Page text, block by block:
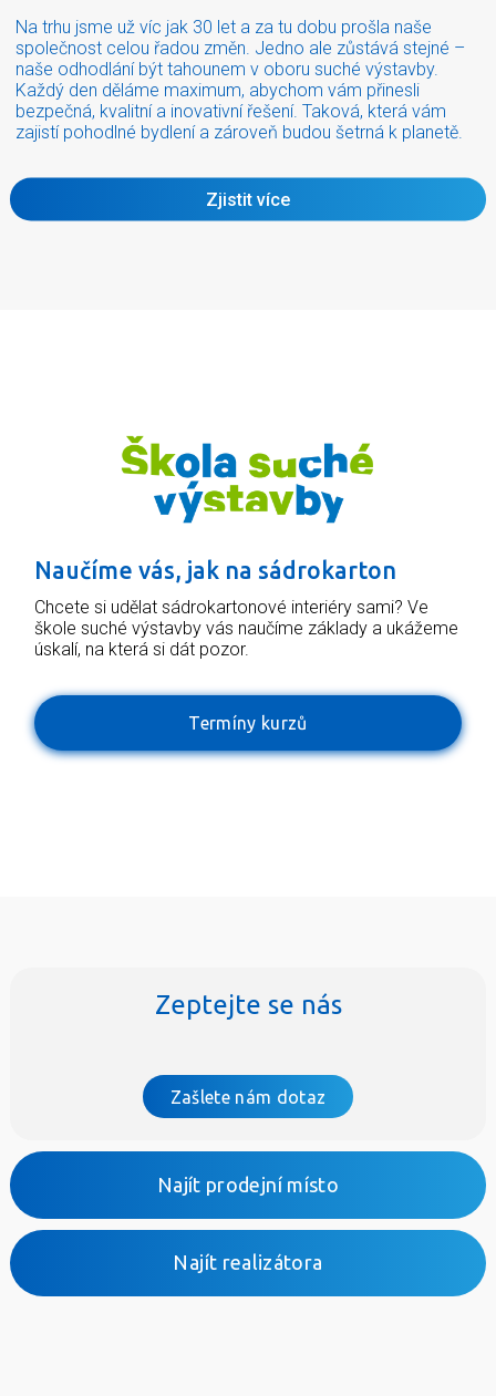
Na trhu jsme už víc jak 30 let a za tu dobu prošla naše
společnost celou řadou změn. Jedno ale zůstává stejné –
naše odhodlání být tahounem v oboru suché výstavby.
Každý den děláme maximum, abychom vám přinesli
bezpečná, kvalitní a inovativní řešení. Taková, která vám
zajistí pohodlné bydlení a zároveň budou šetrná k planetě.
Zjistit více
Naučíme vás, jak na sádrokarton
Chcete si udělat sádrokartonové interiéry sami? Ve
škole suché výstavby vás naučíme základy a ukážeme
úskalí, na která si dát pozor.
Termíny kurzů
Zeptejte se nás
Zašlete nám dotaz
Najít prodejní místo
Najít realizátora